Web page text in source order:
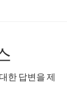
한 답변을 제